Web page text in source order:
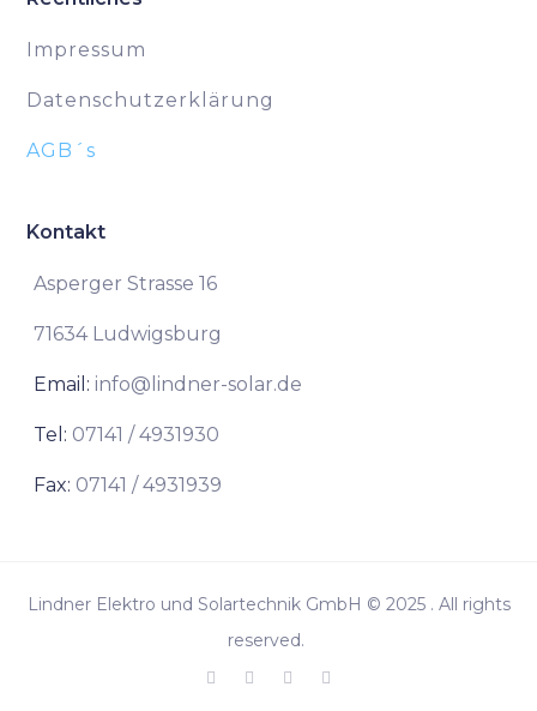
Impressum
Datenschutzerklärung
AGB´s
Kontakt
Asperger Strasse 16
71634 Ludwigsburg
Email: info@lindner-solar.de
Tel: 07141 / 4931930
Fax: 07141 / 4931939
Lindner Elektro und Solartechnik GmbH © 2025 . All rights
reserved.